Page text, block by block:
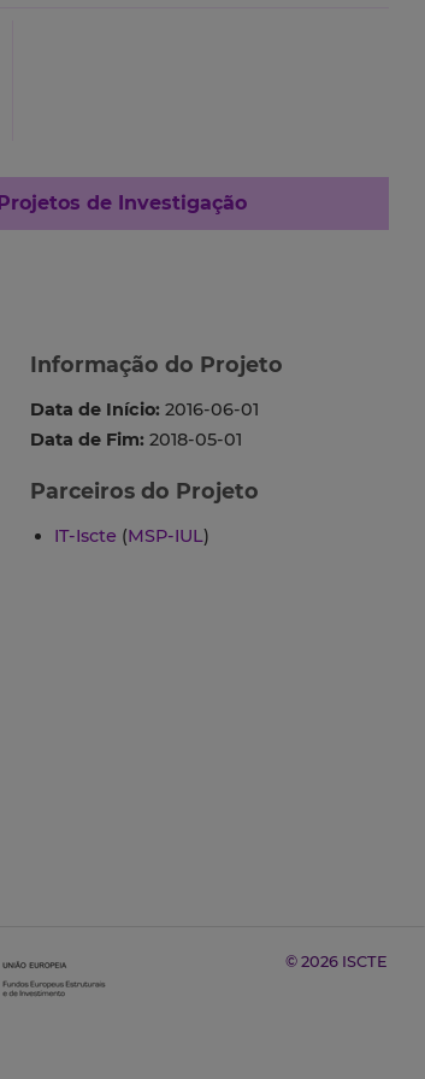
Projetos de Investigação
Informação do Projeto
Data de Início: 2016-06-01
Data de Fim: 2018-05-01
Parceiros do Projeto
IT-Iscte (MSP-IUL)
© 2026 ISCTE